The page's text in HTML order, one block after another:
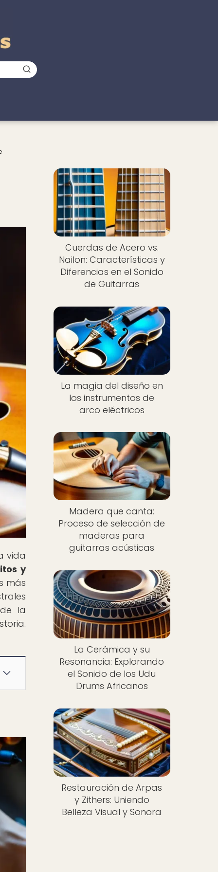
vida
y
más
la
Nuevo
Cuerdas de Acero vs.
Nailon: Características y
Diferencias en el Sonido
de Guitarras
Nuevo
La magia del diseño en
los instrumentos de
arco eléctricos
Nuevo
Madera que canta:
Proceso de selección de
maderas para
guitarras acústicas
La Cerámica y su
Resonancia: Explorando
el Sonido de los Udu
Drums Africanos
Restauración de Arpas
y Zithers: Uniendo
Belleza Visual y Sonora